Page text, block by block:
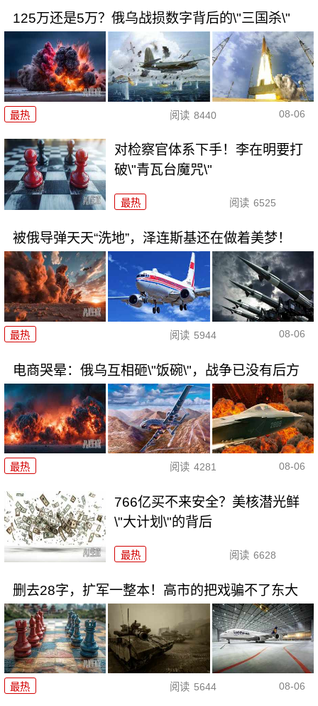
125万还是5万？俄乌战损数字背后的\"三国杀\"
最热 阅读 8440 08-06
对检察官体系下手！李在明要打
破\"青瓦台魔咒\"
最热 阅读 6525
被俄导弹天天“洗地”，泽连斯基还在做着美梦！
最热 阅读 5944 08-06
电商哭晕：俄乌互相砸\"饭碗\"，战争已没有后方
最热 阅读 4281 08-06
766亿买不来安全？美核潜光鲜
\"大计划\"的背后
最热 阅读 6628
删去28字，扩军一整本！高市的把戏骗不了东大
最热 阅读 5644 08-06